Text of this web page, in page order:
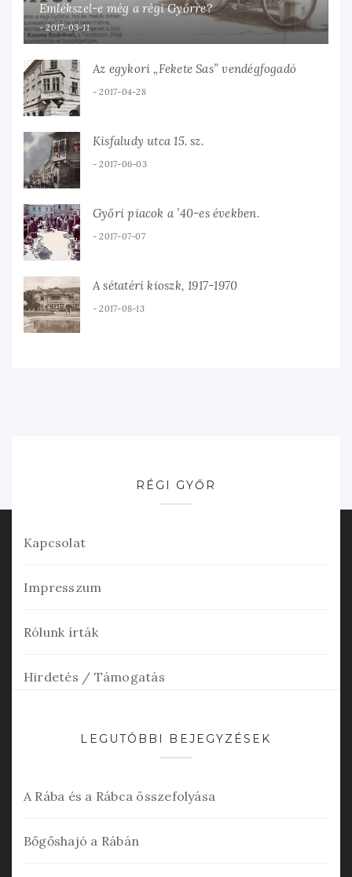
Emlékszel-e még a régi Győrre?
2017-03-11
Az egykori „Fekete Sas” vendégfogadó
2017-04-28
Kisfaludy utca 15. sz.
2017-06-03
Győri piacok a ’40-es években.
2017-07-07
A sétatéri kioszk, 1917-1970
2017-08-13
RÉGI GYŐR
Kapcsolat
Impresszum
Rólunk írták
Hirdetés / Támogatás
LEGUTÓBBI BEJEGYZÉSEK
A Rába és a Rábca összefolyása
Bőgőshajó a Rábán